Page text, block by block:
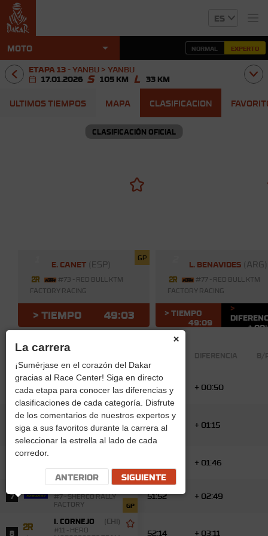
ES
MOTO arrow_drop_down NORMAL EXPERTO
ETAPA 13 -YANBU > YANBU
17.01.2026 105 KM 33 KM
ULTIMOS TIEMPOS MAPA CLASIFICACION
CLASIFICACIÓN OFICIAL
E. CANET (ESP)
#73 - RED BULL KTM
FACTORY RACING
GP
> TIEMPO 49:03
L. BENAVIDES (ARG)
#77 - RED BULL KTM
FACTORY RACING
> TIEMPO
49:09
>
+
DIFERENCIA B/
M. DOCHERTY (RSA)
#14 - BAS WORLD KTM
TEAM
49:53 + 00:50
A. VAN
BEVEREN
(FRA)
#42 - MONSTER
ENERGY HONDA HRC
GP
50:18 + 01:15
S. HOWES
ENERGY HONDA HRC
GP
+ 01:46
7
B. COX (RSA)
#7 - SHERCO RALLY
FACTORY
GP
51:52 + 02:49
8
I. CORNEJO (CHI)
#11 - HERO
52:14 + 03:11
×
La carrera
¡Sumérjase en el corazón del Dakar
gracias al Race Center! Siga en directo
cada etapa para conocer las diferencias y
clasificaciones de cada categoría. Disfrute
de los comentarios de nuestros expertos y
siga a sus favoritos durante la carrera al
seleccionar la estrella al lado de cada
corredor.
ANTERIOR SIGUIENTE